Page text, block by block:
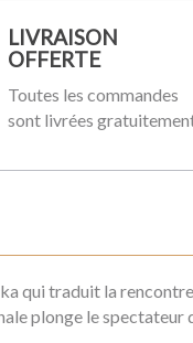
LIVRAISON
OFFERTE
Toutes les commandes
sont livrées
traduit la rencontre
plonge le